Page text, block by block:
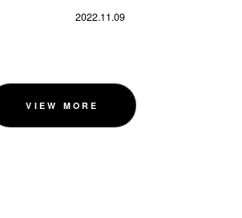
2022.11.09
VIEW MORE